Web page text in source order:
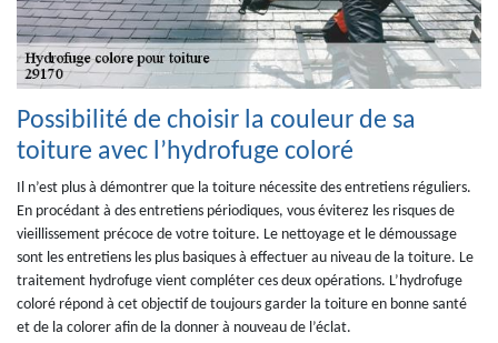
Possibilité de choisir la couleur de sa
toiture avec l’hydrofuge coloré
Il n’est plus à démontrer que la toiture nécessite des entretiens réguliers.
En procédant à des entretiens périodiques, vous éviterez les risques de
vieillissement précoce de votre toiture. Le nettoyage et le démoussage
sont les entretiens les plus basiques à effectuer au niveau de la toiture. Le
traitement hydrofuge vient compléter ces deux opérations. L’hydrofuge
coloré répond à cet objectif de toujours garder la toiture en bonne santé
et de la colorer afin de la donner à nouveau de l’éclat.